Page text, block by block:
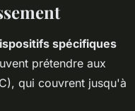
spécifiques
prétendre aux
qui couvrent jusqu'à